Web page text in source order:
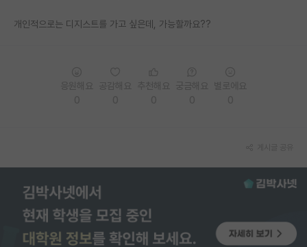
특수/전문대학원 게시판
반도체/AI 게시판
개인적으로는 디지스트를 가고 싶은데, 가능할까요??